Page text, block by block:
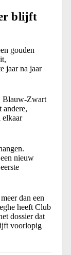
blijft
gouden
jaar na jaar
Blauw-Zwart
andere,
elkaar
nieuw
dan een
heeft Club
dossier dat
voorlopig